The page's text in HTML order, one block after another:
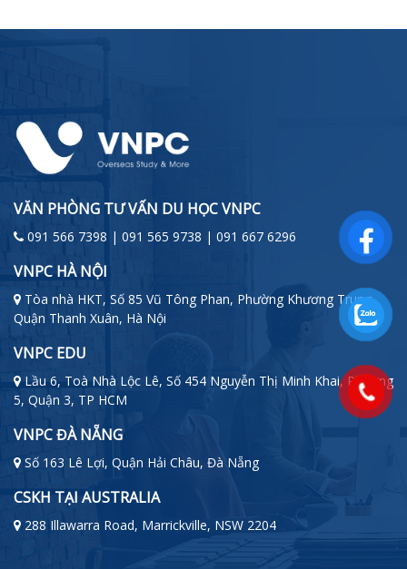
VĂN PHÒNG TƯ VẤN DU HỌC VNPC
091 566 7398 | 091 565 9738 | 091 667 6296
VNPC HÀ NỘI
Tòa nhà HKT, Số 85 Vũ Tông Phan, Phường Khương Trung,
Quận Thanh Xuân, Hà Nội
VNPC EDU
Lầu 6, Toà Nhà Lộc Lê, Số 454 Nguyễn Thị Minh Khai, Phường
5, Quận 3, TP HCM
VNPC ĐÀ NẴNG
Số 163 Lê Lợi, Quận Hải Châu, Đà Nẵng
CSKH TẠI AUSTRALIA
288 Illawarra Road, Marrickville, NSW 2204